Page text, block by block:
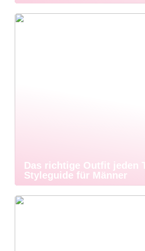
Das richtige Outfit jeden
Styleguide für Männer